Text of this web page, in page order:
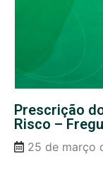
Prescrição
Risco –
25 de março